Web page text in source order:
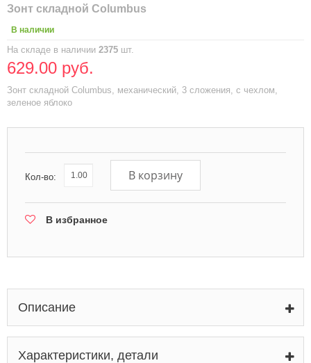
Зонт складной Columbus
В наличии
На складе в наличии 2375 шт.
629.00 руб.
Зонт складной Columbus, механический, 3 сложения, с чехлом,
зеленое яблоко
Кол-во: В корзину
В избранное
Описание
Характеристики, детали